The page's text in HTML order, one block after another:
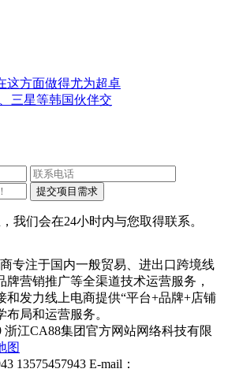
这方面做得尤为超卓
三星等韩国伙伴交
我们会在24小时内与您取得联系。
专注于国内一般贸易、进出口跨境线
牌营销推广等全渠道技术运营服务，
和发力线上电商提供“平台+品牌+店铺
局和运营服务。
浙江CA88集团官方网站网络科技有限
图
13575457943 E-mail：